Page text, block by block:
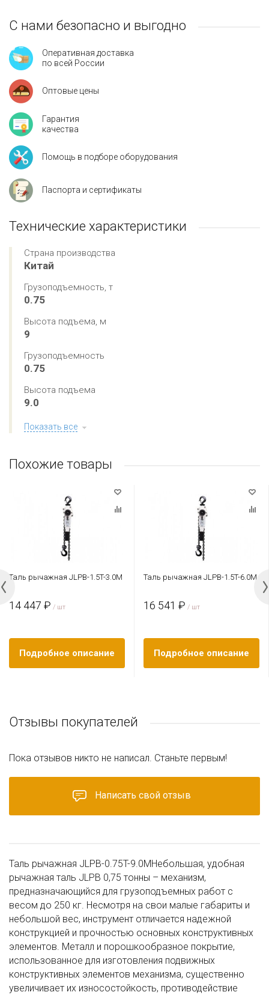
С нами безопасно и выгодно
Оперативная доставка
по всей России
Оптовые цены
Гарантия
качества
Помощь в подборе оборудования
Паспорта и сертификаты
Технические характеристики
Страна производства
Китай
Грузоподъемность, т
0.75
Высота подъема, м
9
Грузоподъемность
0.75
Высота подъема
9.0
Показать все
Похожие товары
Таль рычажная JLPB-1.5T-3.0M
14 447 ₽ / шт
Подробное описание
Таль рычажная JLPB-1.5T-6.0M
16 541 ₽ / шт
Подробное описание
Отзывы покупателей
Написать свой отзыв
Пока отзывов никто не написал. Станьте первым!
Таль рычажная JLPB-0.75T-9.0MНебольшая, удобная
рычажная таль JLPB 0,75 тонны – механизм,
предназначающийся для грузоподъемных работ с
весом до 250 кг. Несмотря на свои малые габариты и
небольшой вес, инструмент отличается надежной
конструкцией и прочностью основных конструктивных
элементов. Металл и порошкообразное покрытие,
использованное для изготовления подвижных
конструктивных элементов механизма, существенно
увеличивает их износостойкость, противодействие